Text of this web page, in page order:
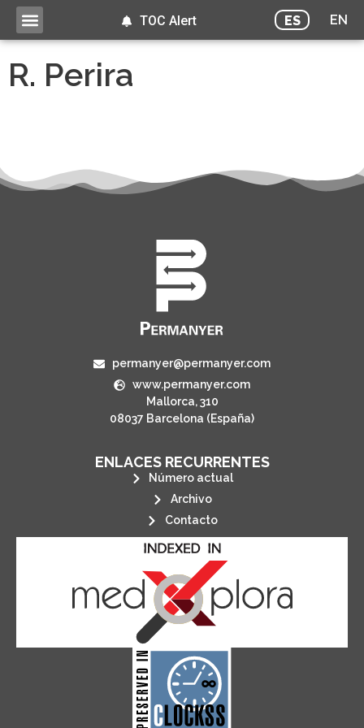
ES EN
TOC Alert
R. Perira
permanyer@permanyer.com
www.permanyer.com
Mallorca, 310
08037 Barcelona (España)
ENLACES RECURRENTES
Número actual
Archivo
Contacto
CLOCKSS is a dak archive that
ensures the long-term survival
of web-based scholary
publications, governed by and for
its stakeholders.